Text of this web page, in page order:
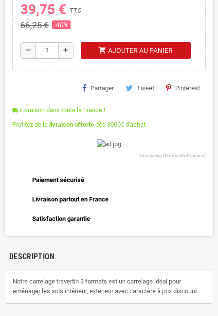
39,75 € TTC
66,25 € -40%
remove add shopping_cart AJOUTER AU PANIER
Partager Tweet Pinterest
local_shipping Livraison dans toute la France !
Profitez de la livraison offerte dès 3000€ d'achat.
Advertising [Product3rdColumn]
Paiement sécurisé
Livraison partout en France
Satisfaction garantie
DESCRIPTION
Notre carrelage travertin 3 formats est un carrelage idéal pour
aménager les sols intérieur, extérieur avec caractère à prix discount.